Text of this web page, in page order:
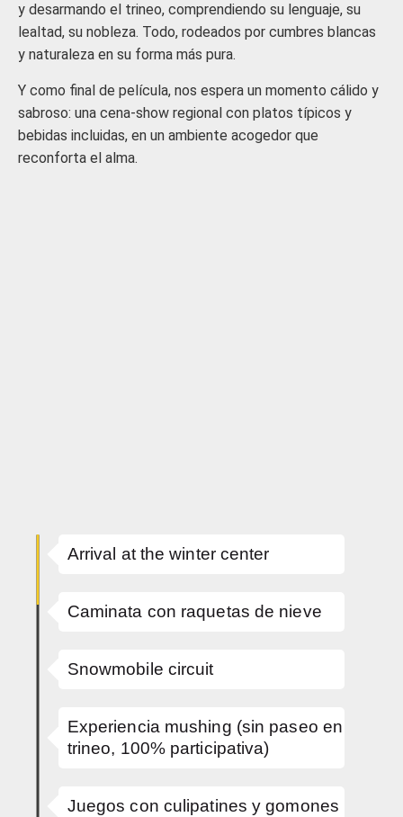
y desarmando el trineo, comprendiendo su lenguaje, su
lealtad, su nobleza. Todo, rodeados por cumbres blancas
y naturaleza en su forma más pura.
Y como final de película, nos espera un momento cálido y
sabroso: una cena-show regional con platos típicos y
bebidas incluidas, en un ambiente acogedor que
reconforta el alma.
Arrival at the winter center
Caminata con raquetas de nieve
Snowmobile circuit
Experiencia mushing (sin paseo en
trineo, 100% participativa)
Juegos con culipatines y gomones